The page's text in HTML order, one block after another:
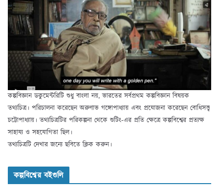
কল্পবিজ্ঞান ডকুমেন্টরিটি শুধু বাংলা নয়, ভারতের সর্বপ্রথম কল্পবিজ্ঞান বিষয়ক
তথ্যচিত্র। পরিচালনা করেছেন অরুণাভ গঙ্গোপাধ্যায় এবং প্রযোজনা করেছেন বোধিসত্ত্ব
চট্টোপাধ্যায়। তথ্যচিত্রটির পরিকল্পনা থেকে শুটিং-এর প্রতি ক্ষেত্রে কল্পবিশ্বের প্রত্যক্ষ
সাহায্য ও সহযোগিতা ছিল।
তথ্যচিত্রটি দেখার জন্যে ছবিতে ক্লিক করুন।
কল্পবিশ্বের বইগুলি